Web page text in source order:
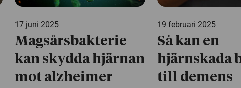
17 juni 2025
Magsårsbakterie
kan skydda hjärnan
mot alzheimer
19 februari 2025
Så kan en
hjärnskada
till demens